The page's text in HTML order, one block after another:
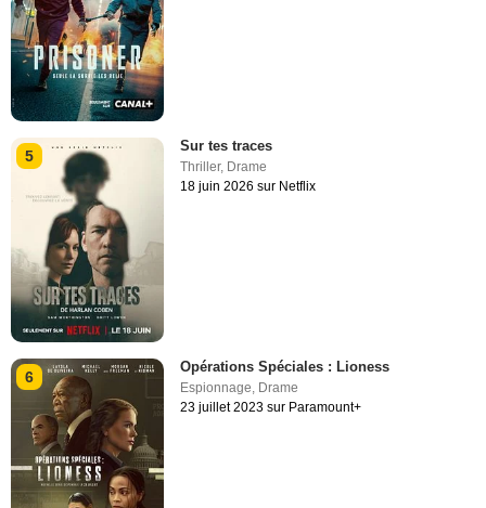
5
Sur tes traces
Thriller, Drame
18 juin 2026 sur Netflix
6
Opérations Spéciales : Lioness
Espionnage Drame
23 juillet 2023 sur Paramount+